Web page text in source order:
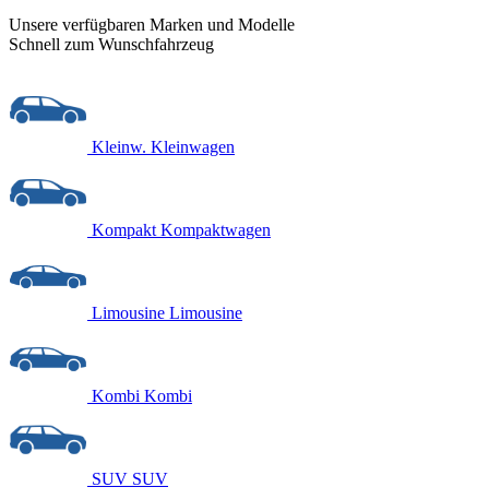
Unsere verfügbaren Marken und Modelle
Schnell zum Wunschfahrzeug
Kleinw. Kleinwagen
Kompakt Kompaktwagen
Limousine Limousine
Kombi Kombi
SUV SUV